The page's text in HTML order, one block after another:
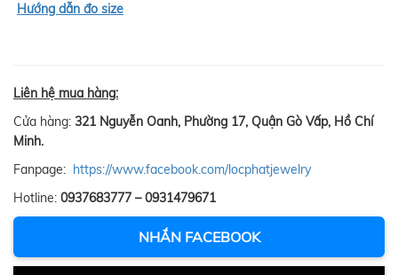
Hướng dẫn đo size
Liên hệ mua hàng:
Cửa hàng: 321 Nguyễn Oanh, Phường 17, Quận Gò Vấp, Hồ Chí
Minh.
Fanpage: https://www.facebook.com/locphatjewelry
Hotline: 0937683777 – 0931479671
NHẮN FACEBOOK